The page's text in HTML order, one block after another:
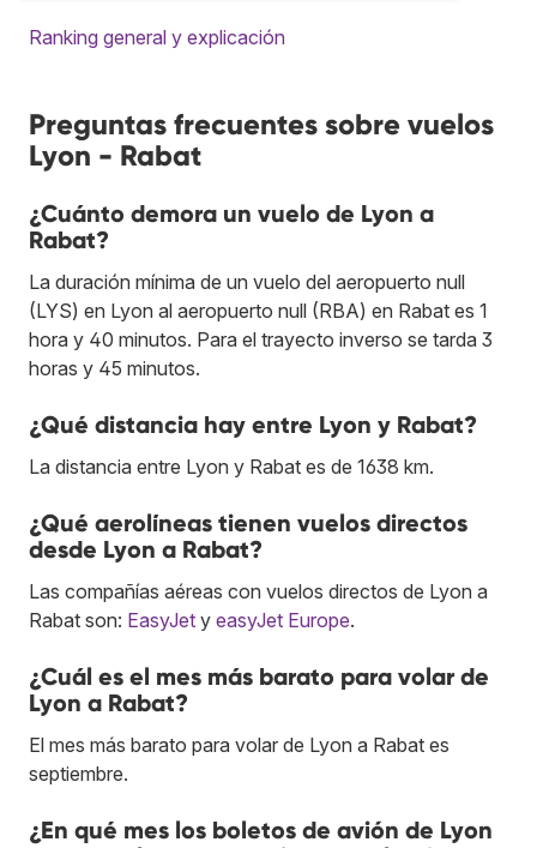
Ranking general y explicación
Preguntas frecuentes sobre vuelos
Lyon - Rabat
¿Cuánto demora un vuelo de Lyon a
Rabat?
La duración mínima de un vuelo del aeropuerto null
(LYS) en Lyon al aeropuerto null (RBA) en Rabat es 1
hora y 40 minutos. Para el trayecto inverso se tarda 3
horas y 45 minutos.
¿Qué distancia hay entre Lyon y Rabat?
La distancia entre Lyon y Rabat es de 1638 km.
¿Qué aerolíneas tienen vuelos directos
desde Lyon a Rabat?
Las compañías aéreas con vuelos directos de Lyon a
Rabat son: EasyJet y easyJet Europe.
¿Cuál es el mes más barato para volar de
Lyon a Rabat?
El mes más barato para volar de Lyon a Rabat es
septiembre.
¿En qué mes los boletos de avión de Lyon